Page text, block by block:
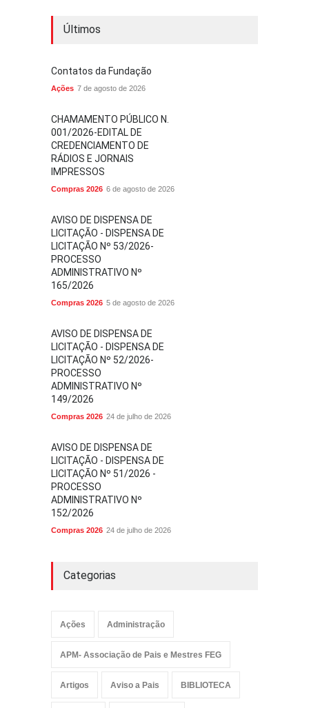
Últimos
Contatos da Fundação
Ações 7 de agosto de 2026
CHAMAMENTO PÚBLICO N.
001/2026-EDITAL DE
CREDENCIAMENTO DE
RÁDIOS E JORNAIS
IMPRESSOS
Compras 2026 6 de agosto de 2026
AVISO DE DISPENSA DE
LICITAÇÃO - DISPENSA DE
LICITAÇÃO Nº 53/2026-
PROCESSO
ADMINISTRATIVO Nº
165/2026
Compras 2026 5 de agosto de 2026
AVISO DE DISPENSA DE
LICITAÇÃO - DISPENSA DE
LICITAÇÃO Nº 52/2026-
PROCESSO
ADMINISTRATIVO Nº
149/2026
Compras 2026 24 de julho de 2026
AVISO DE DISPENSA DE
LICITAÇÃO - DISPENSA DE
LICITAÇÃO Nº 51/2026 -
PROCESSO
ADMINISTRATIVO Nº
152/2026
Compras 2026 24 de julho de 2026
Categorias
Ações Administração
APM- Associação de Pais e Mestres FEG
Artigos Aviso a Pais BIBLIOTECA